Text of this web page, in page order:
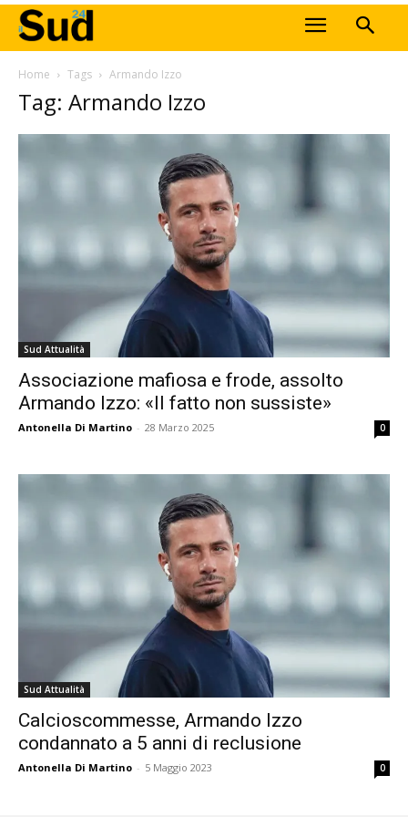
Home Tags Armando Izzo
Tag: Armando Izzo
Sud Attualità
Associazione mafiosa e frode, assolto
Armando Izzo: «Il fatto non sussiste»
Antonella Di Martino - 28 Marzo 2025 0
Sud Attualità
Calcioscommesse, Armando Izzo
condannato a 5 anni di reclusione
Antonella Di Martino - 5 Maggio 2023 0